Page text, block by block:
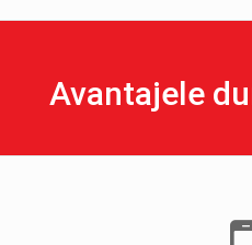
Avantajele